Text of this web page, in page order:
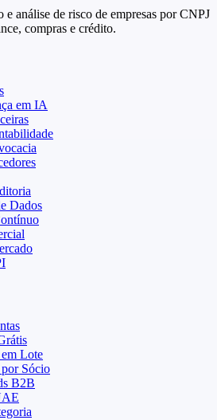
análise de risco de empresas por CNPJ
compras e crédito.
em IA
Dados
Lote
Sócio
B2B